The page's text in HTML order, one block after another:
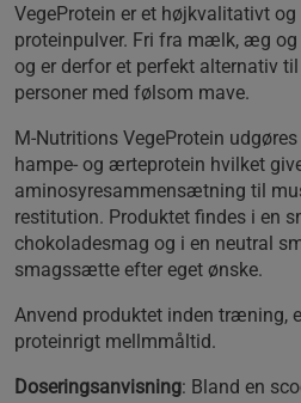
VegeProtein er et højkvalitativt
proteinpulver. Fri fra mælk, æg og
og er derfor et perfekt alternativ
personer med følsom mave.
M-Nutritions VegeProtein
hampe- og ærteprotein hvilket
aminosyresammensætning til
restitution. Produktet findes i en
chokoladesmag og i en neutral
smagssætte efter eget ønske.
Anvend produktet inden træning,
proteinrigt mellmmåltid.
Doseringsanvisning: Bland en